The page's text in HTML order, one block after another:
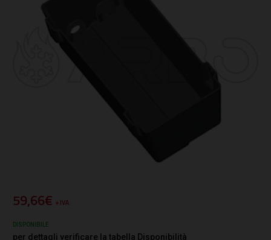
59,66€ + IVA
DISPONIBILE
per dettagli verificare la tabella Disponibilità